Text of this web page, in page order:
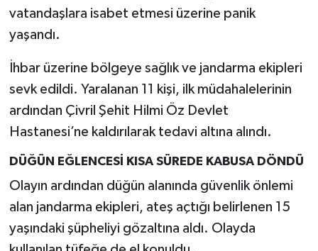
vatandaşlara isabet etmesi üzerine panik
yaşandı.
İhbar üzerine bölgeye sağlık ve jandarma ekipleri
sevk edildi. Yaralanan 11 kişi, ilk müdahalelerinin
ardından Çivril Şehit Hilmi Öz Devlet
Hastanesi’ne kaldırılarak tedavi altına alındı.
DÜĞÜN EĞLENCESİ KISA SÜREDE KABUSA DÖNDÜ
Olayın ardından düğün alanında güvenlik önlemi
alan jandarma ekipleri, ateş açtığı belirlenen 15
yaşındaki şüpheliyi gözaltına aldı. Olayda